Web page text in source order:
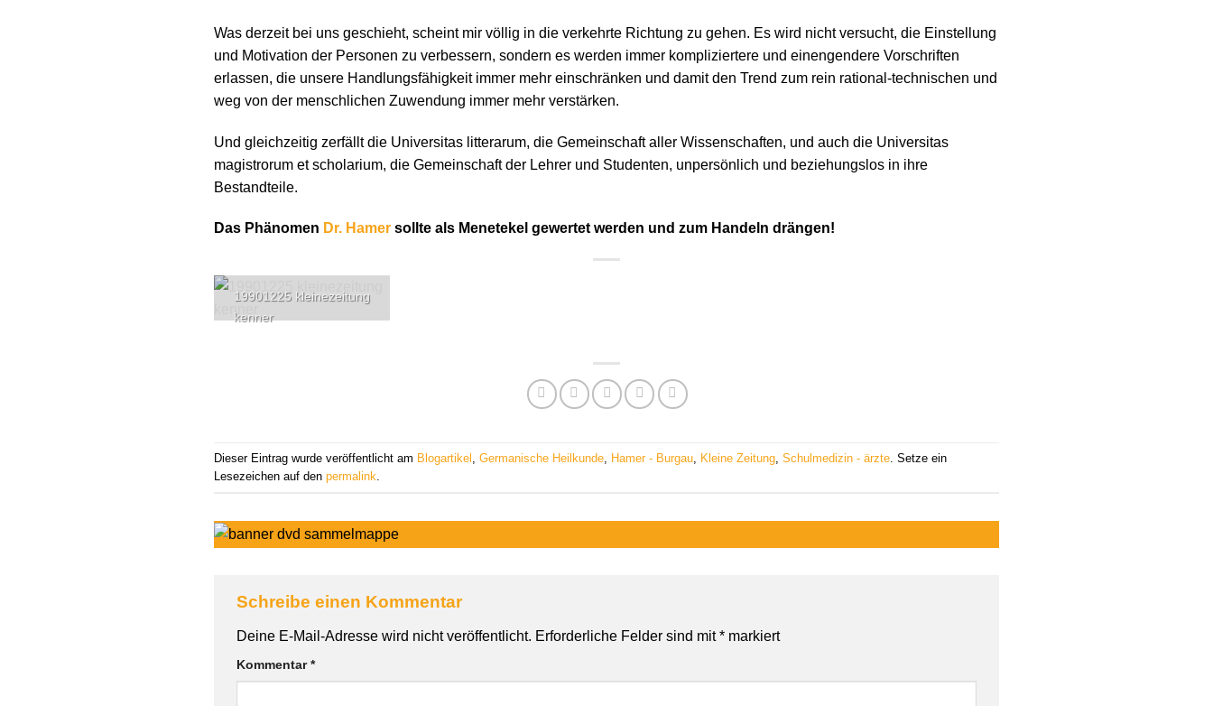
Was derzeit bei uns geschieht, scheint mir völlig in die verkehrte Richtung zu gehen. Es wird nicht versucht, die Einstellung
und Motivation der Personen zu verbessern, sondern es werden immer kompliziertere und einengendere Vorschriften
erlassen, die unsere Handlungsfähigkeit immer mehr einschränken und damit den Trend zum rein rational-technischen und
weg von der menschlichen Zuwendung immer mehr verstärken.
Und gleichzeitig zerfällt die Universitas litterarum, die Gemeinschaft aller Wissenschaften, und auch die Universitas
magistrorum et scholarium, die Gemeinschaft der Lehrer und Studenten, unpersönlich und beziehungslos in ihre
Bestandteile.
Das Phänomen Dr. Hamer sollte als Menetekel gewertet werden und zum Handeln drängen!
19901225 kleinezeitung
kenner
Dieser Eintrag wurde veröffentlicht am Blogartikel Germanische Heilkunde Hamer - Burgau Kleine Zeitung Schulmedizin - ärzte . Setze ein
Lesezeichen auf den permalink
Schreibe einen Kommentar
Deine E-Mail-Adresse wird nicht veröffentlicht. Erforderliche Felder sind mit* markiert
Kommentar*